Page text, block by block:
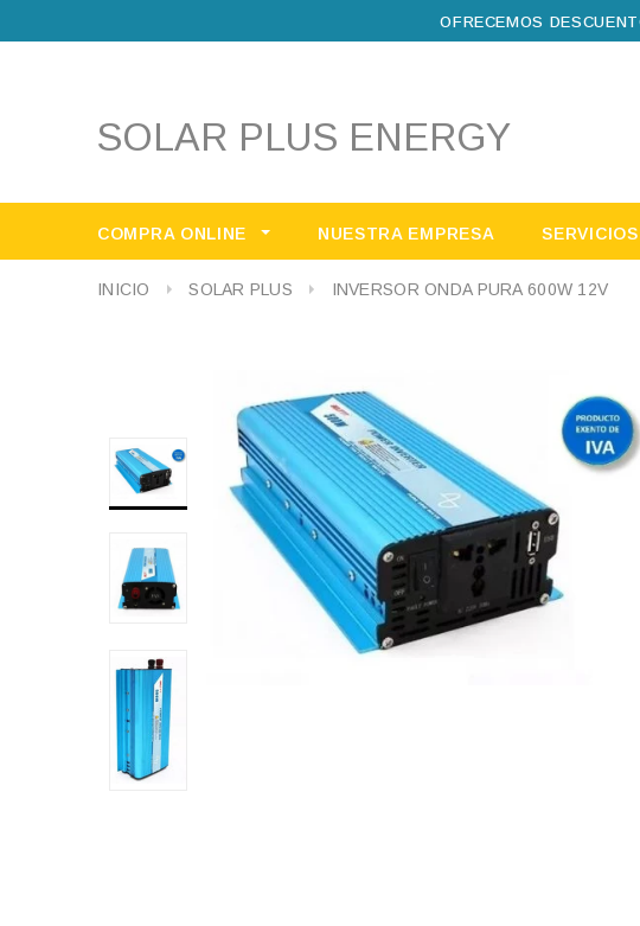
OFRECEMOS
SOLAR PLUS ENERGY
COMPRA ONLINE NUESTRA EMPRESA SERVICIOS
INICIO SOLAR PLUS INVERSOR ONDA PURA 600W 12V